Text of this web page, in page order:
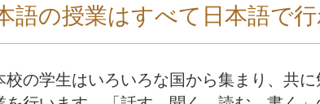
語の授業はすべて日本語で行
校の学生はいろいろな国から集まり、共